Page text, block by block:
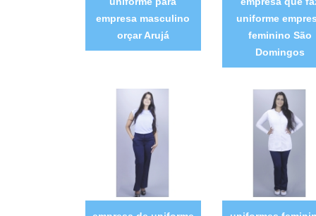
empresa masculino
orçar Arujá
uniforme
feminino São
Domingos